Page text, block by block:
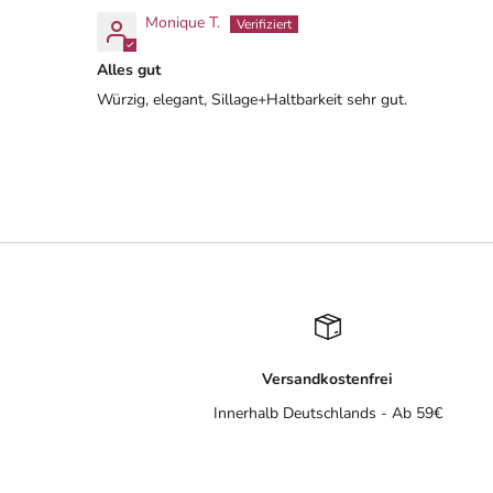
Monique T.
Alles gut
Würzig, elegant, Sillage+Haltbarkeit sehr gut.
Versandkostenfrei
Innerhalb Deutschlands - Ab 59€